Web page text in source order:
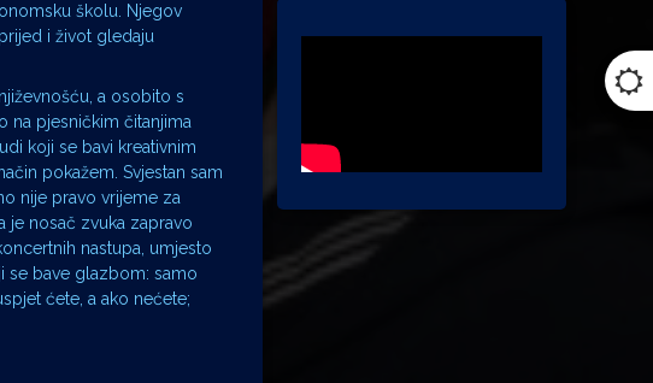
školu. Njegov
i život gledaju
a osobito s
na pjesničkim čitanjima
koji se bavi kreativnim
pokažem. Svjestan sam
nije pravo vrijeme za
je nosač zvuka zapravo
nastupa, umjesto
se bave glazbom: samo
ćete, a ako nećete;